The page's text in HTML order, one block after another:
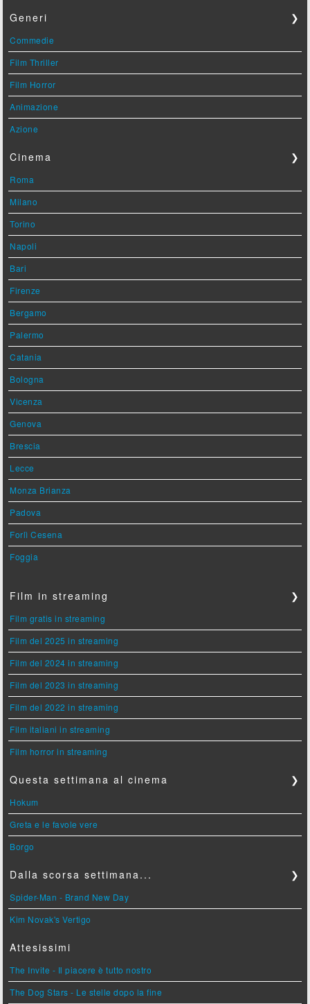
Generi ❯
Commedie
Film Thriller
Film Horror
Animazione
Azione
Cinema ❯
Roma
Milano
Torino
Napoli
Bari
Firenze
Bergamo
Palermo
Catania
Bologna
Vicenza
Genova
Brescia
Lecce
Monza Brianza
Padova
Forlì Cesena
Foggia
Film in streaming ❯
Film gratis in streaming
Film del 2025 in streaming
Film del 2024 in streaming
Film del 2023 in streaming
Film del 2022 in streaming
Film italiani in streaming
Film horror in streaming
Questa settimana al cinema ❯
Hokum
Greta e le favole vere
Borgo
Dalla scorsa settimana... ❯
Spider-Man - Brand New Day
Kim Novak's Vertigo
Attesissimi
The Invite - Il piacere è tutto nostro
The Dog Stars - Le stelle dopo la fine